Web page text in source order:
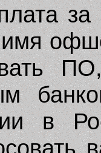
в